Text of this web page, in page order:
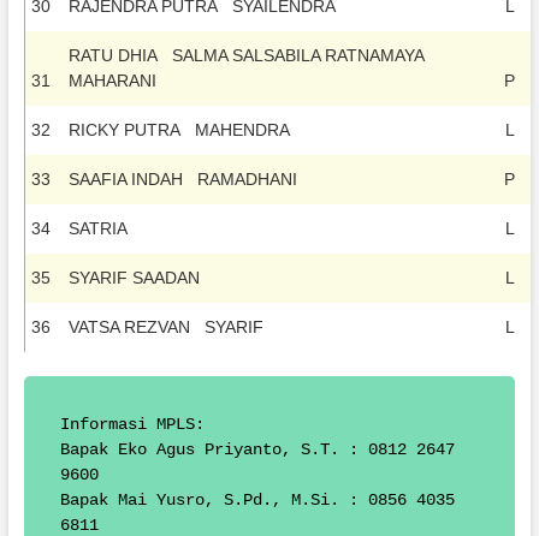
30 RAJENDRA PUTRA SYAILENDRA L
31
RATU DHIA SALMA SALSABILA RATNAMAYA
MAHARANI
P
32 RICKY PUTRA MAHENDRA L
33 SAAFIA INDAH RAMADHANI P
34 SATRIA L
35 SYARIF SAADAN L
36 VATSA REZVAN SYARIF L
Informasi MPLS:
Bapak Eko Agus Priyanto, S.T. : 0812 2647
9600
Bapak Mai Yusro, S.Pd., M.Si. : 0856 4035
6811